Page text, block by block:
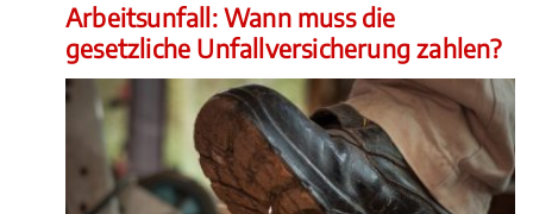
Arbeitsunfall: Wann muss die
gesetzliche Unfallversicherung zahlen?